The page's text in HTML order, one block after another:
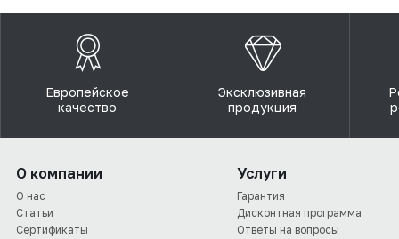
Европейское
качество
Эксклюзивная
продукция
О компании
О нас
Статьи
Сертификаты
Услуги
Гарантия
Дисконтная программа
Ответы на вопросы